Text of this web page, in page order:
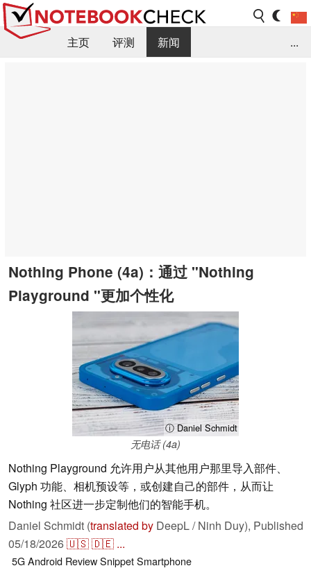
主页 评测
新闻
...
Nothing Phone (4a)：通过 "Nothing
Playground "更加个性化
ⓘ Daniel Schmidt
无电话 (4a)
Nothing Playground 允许用户从其他用户那里导入部件、
Glyph 功能、相机预设等，或创建自己的部件，从而让
Nothing 社区进一步定制他们的智能手机。
Daniel Schmidt (translated by DeepL / Ninh Duy), Published
05/18/2026🇺🇸🇩🇪 ...
5GAndroid Review SnippetSmartphone